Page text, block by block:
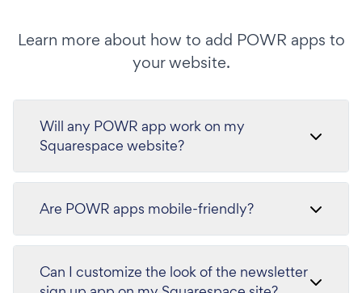
Learn more about how to add POWR apps to
your website.
Will any POWR app work on my
Squarespace website?
Are POWR apps mobile-friendly?
Can I customize the look of the newsletter